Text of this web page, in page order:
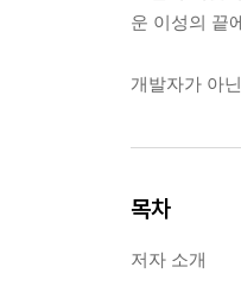
운 이성의 끝
개발자가 아
목차
저자 소개